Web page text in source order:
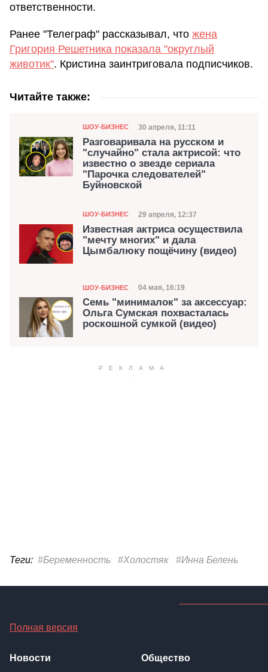
ответственности.
Ранее "Телеграф" рассказывал, что жена
Григория Решетника показала "округлый
животик". Кристина заинтриговала подписчиков.
Читайте также:
Категория
ШОУ-БИЗНЕС Дата публикации
30 апреля, 11:11
Разговаривала на русском и
"случайно" стала актрисой: что
известно о звезде сериала
"Парочка следователей"
Буйновской
Категория
ШОУ-БИЗНЕС Дата публикации
29 апреля, 12:37
Известная актриса осуществила
"мечту многих" и дала
Цымбалюку пощёчину (видео)
Категория
ШОУ-БИЗНЕС Дата публикации
04 мая, 16:19
Семь "минималок" за аксессуар:
Ольга Сумская похвасталась
роскошной сумкой (видео)
Теги: #Беременность #Холостяк #Инна Белень
Полная версия
Новости Общество